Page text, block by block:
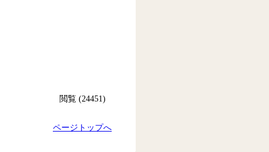
閲覧 (24451)
ページトップへ